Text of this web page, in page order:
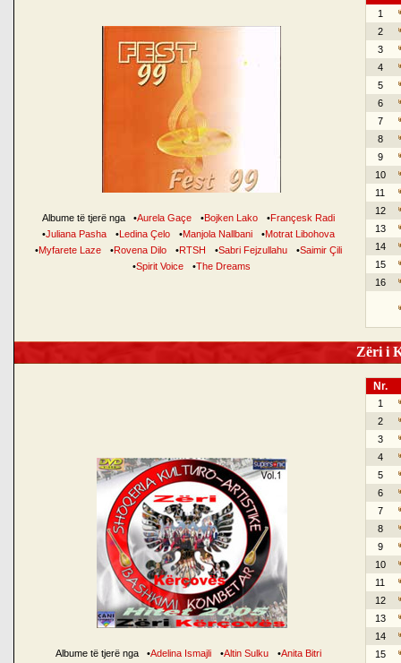
Albume të tjerë nga •Aurela Gaçe •Bojken Lako •Françesk Radi
•Juliana Pasha •Ledina Çelo •Manjola Nallbani •Motrat Libohova
•Myfarete Laze •Rovena Dilo •RTSH •Sabri Fejzullahu •Saimir Çili
•Spirit Voice •The Dreams
1
2
3
4
5
6
7
8
9
10
11
12
13
14
15
16
Zëri i
Albume të tjerë nga •Adelina Ismajli •Altin Sulku •Anita Bitri
Nr.
1
2
3
4
5
6
7
8
9
10
11
12
13
14
15